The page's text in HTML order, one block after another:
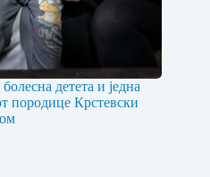
детета и једна
породице Крстевски